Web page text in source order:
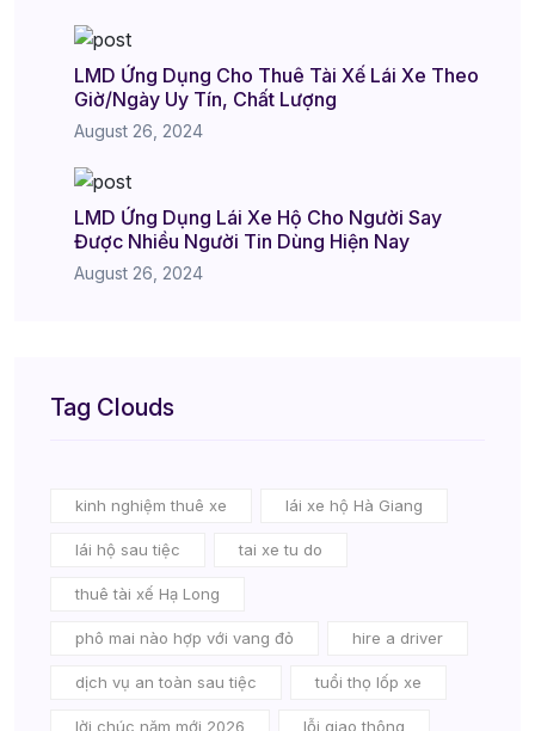
LMD Ứng Dụng Cho Thuê Tài Xế Lái Xe Theo
Giờ/Ngày Uy Tín, Chất Lượng
August 26, 2024
LMD Ứng Dụng Lái Xe Hộ Cho Người Say
Được Nhiều Người Tin Dùng Hiện Nay
August 26, 2024
Tag Clouds
kinh nghiệm thuê xe lái xe hộ Hà Giang
lái hộ sau tiệc tai xe tu do
thuê tài xế Hạ Long
phô mai nào hợp với vang đỏ hire a driver
dịch vụ an toàn sau tiệc tuổi thọ lốp xe
lời chúc năm mới 2026 lỗi giao thông